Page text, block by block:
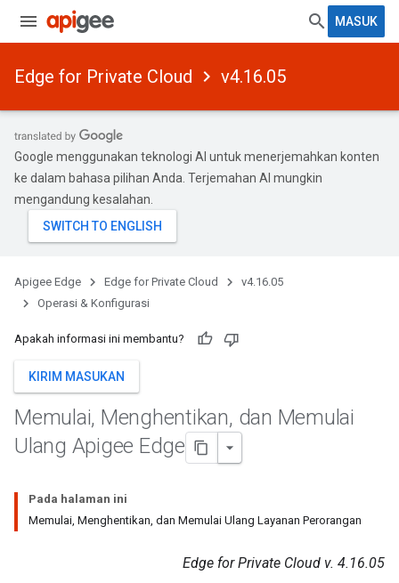
MASUK
Edge for Private Cloud v4.16.05
Google menggunakan teknologi AI untuk menerjemahkan konten
ke dalam bahasa pilihan Anda. Terjemahan AI mungkin
mengandung kesalahan.
Apigee Edge Edge for Private Cloud
v4.16.05
Operasi & Konfigurasi
Apakah informasi ini membantu?
KIRIM MASUKAN
Memulai, Menghentikan, dan Memulai
Ulang Apigee Edge
Pada halaman ini
Memulai, Menghentikan, dan Memulai Ulang Layanan Perorangan
Edge for Private Cloud v. 4.16.05